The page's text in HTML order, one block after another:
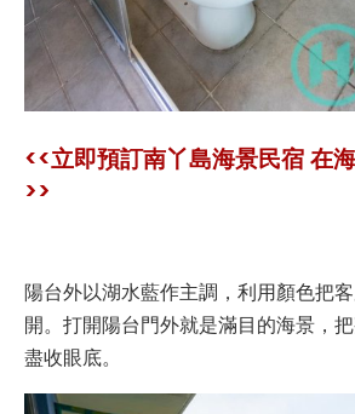
<<立即預訂南丫島海景民宿 在
>>
陽台外以湖水藍作主調，利用顏色把
開。打開陽台門外就是滿目的海景，
盡收眼底。